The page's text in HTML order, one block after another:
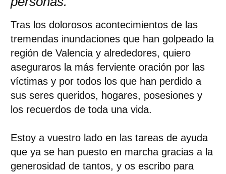
Tras los dolorosos acontecimientos de las
tremendas inundaciones que han golpeado la
región de Valencia y alrededores, quiero
aseguraros la más ferviente oración por las
víctimas y por todos los que han perdido a
sus seres queridos, hogares, posesiones y
los recuerdos de toda una vida.
Estoy a vuestro lado en las tareas de ayuda
que ya se han puesto en marcha gracias a la
generosidad de tantos, y os escribo para